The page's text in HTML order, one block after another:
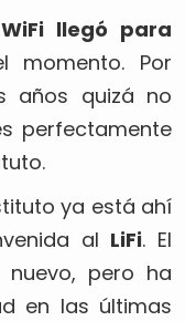
llegó para
Por
años quizá no
perfectamente
ya está ahí
al LiFi. El
pero ha
en las últimas